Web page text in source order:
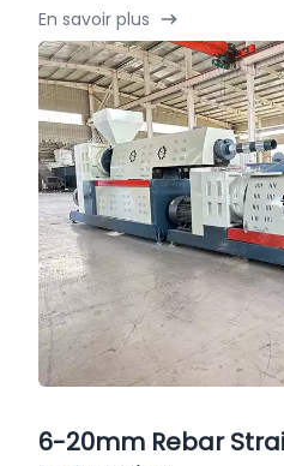
En savoir plus
6-20mm Rebar